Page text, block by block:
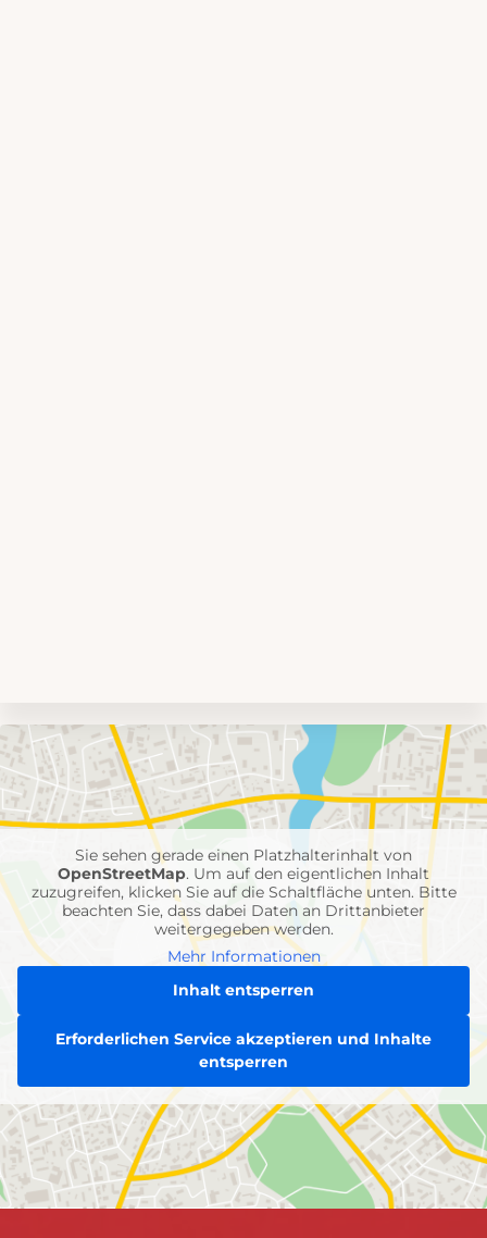
Umgebungskarte
mit
Feuerwehr-
Einheiten
Sie sehen gerade einen Platzhalterinhalt von
OpenStreetMap. Um auf den eigentlichen Inhalt
zuzugreifen, klicken Sie auf die Schaltfläche unten. Bitte
beachten Sie, dass dabei Daten an Drittanbieter
weitergegeben werden.
Mehr Informationen
Inhalt entsperren
Erforderlichen Service akzeptieren und Inhalte
entsperren